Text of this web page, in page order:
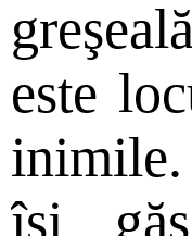
este
inimile.
îşi